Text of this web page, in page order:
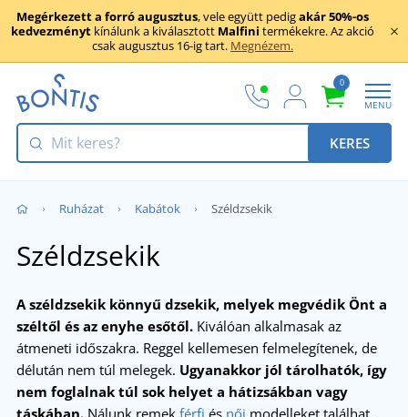
Megérkezett a forró augusztus, vele együtt pedigakár 50%-os
kedvezményt kínálunk a kiválasztott Malfini termékekre. Az akció
csak augusztus 16-ig tart. Megnézem.
0
MENU
KERES
Ruházat Kabátok Széldzsekik
Széldzsekik
A széldzsekik könnyű dzsekik, melyek megvédik Önt a
széltől és az enyhe esőtől. Kiválóan alkalmasak az
átmeneti időszakra. Reggel kellemesen felmelegítenek, de
délután nem túl melegek. Ugyanakkor jól tárolhatók, így
nem foglalnak túl sok helyet a hátizsákban vagy